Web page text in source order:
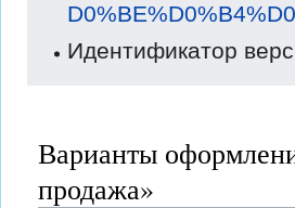
Идентификатор
Варианты
продажа»